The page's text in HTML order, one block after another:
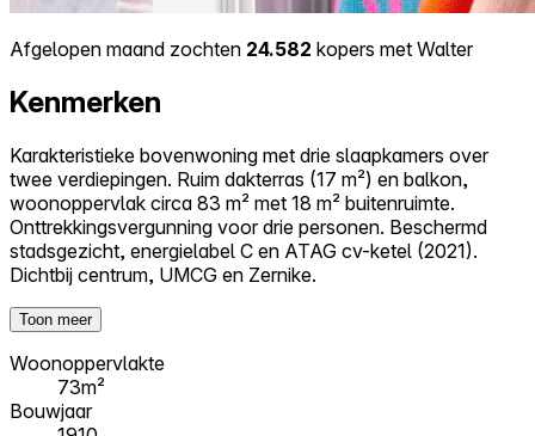
Afgelopen maand zochten 24.582 kopers met Walter
Kenmerken
Karakteristieke bovenwoning met drie slaapkamers over
twee verdiepingen. Ruim dakterras (17 m²) en balkon,
woonoppervlak circa 83 m² met 18 m² buitenruimte.
Onttrekkingsvergunning voor drie personen. Beschermd
stadsgezicht, energielabel C en ATAG cv-ketel (2021).
Dichtbij centrum, UMCG en Zernike.
Toon meer
Woonoppervlakte
73m²
Bouwjaar